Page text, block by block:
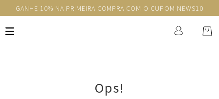
GANHE 10% NA PRIMEIRA COMPRA COM O CUPOM NEWS10
Ops!